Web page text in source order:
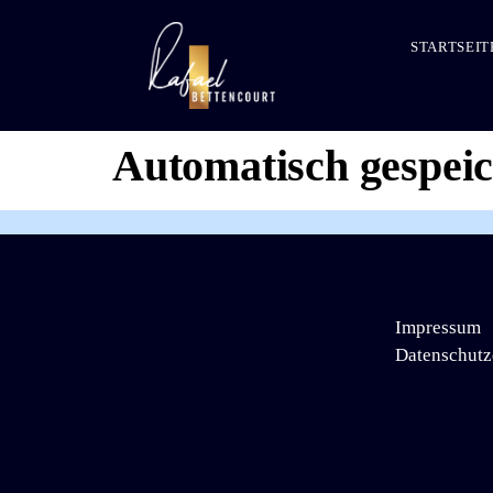
Automatisch
Impressum